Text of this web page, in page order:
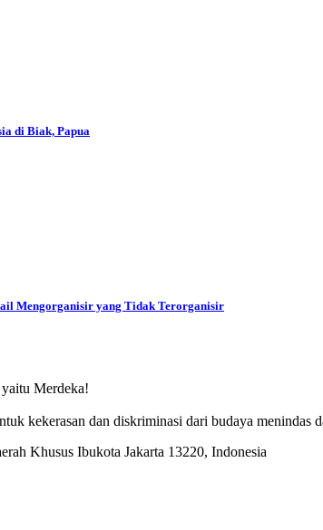
di Biak, Papua
Mengorganisir yang Tidak Terorganisir
Merdeka!
kekerasan dan diskriminasi dari budaya menindas
Khusus Ibukota Jakarta 13220, Indonesia